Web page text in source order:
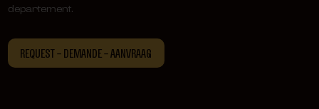
departement.
REQUEST – DEMANDE – AANVRAAG